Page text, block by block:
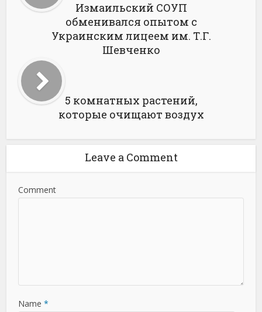
Измаильский СОУП
обменивался опытом с
Украинским лицеем им. Т.Г.
Шевченко
5 комнатных растений,
которые очищают воздух
Leave a Comment
Comment
Name *